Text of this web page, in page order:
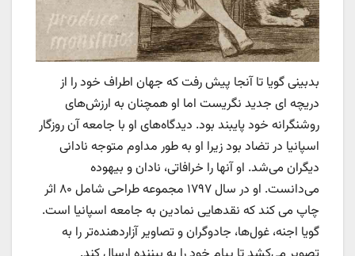
بدبینی گویا تا آنجا پیش رفت که جهان اطراف خود را از
دریچه ای جدید نگریست اما او همچنان به ارزش‌های
روشنگرانه خود پایبند بود. دیدگاه‌های او با جامعه آن روزگار
اسپانیا در تضاد بود زیرا او به طور مداوم متوجه نادانی
دیگران می‌شد. او آنها را خرافاتی، نادان و بیهوده
می‌دانست. او در سال ۱۷۹۷ مجموعه طراحی شامل ۸۰ اثر
چاپ می کند که نقدهایی نمادین به جامعه اسپانیا است.
گویا اجنه، غول‌ها، جادوگران و تصاویر آزاردهنده‌تر را به